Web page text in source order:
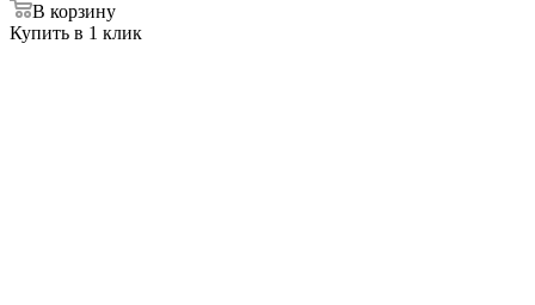
В корзину
Купить в 1 клик